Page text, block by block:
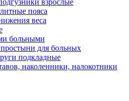
взрослые
пояса
веса
больными
для больных
подкладные
наколенники, налокотники